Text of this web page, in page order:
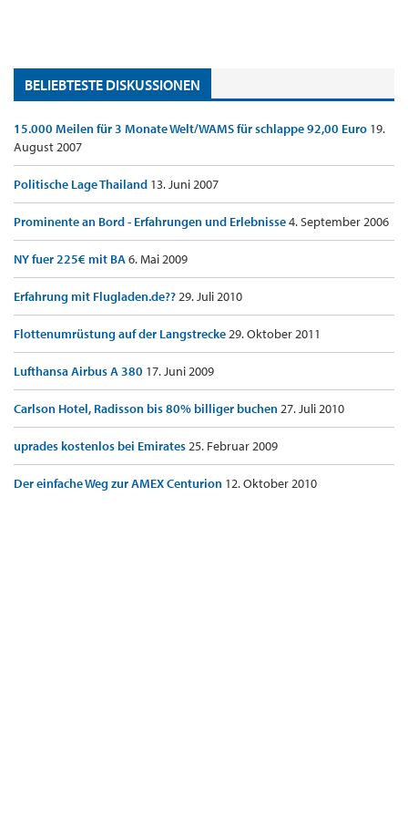
BELIEBTESTE DISKUSSIONEN
15.000 Meilen für 3 Monate Welt/WAMS für schlappe 92,00 Euro 19.
August 2007
Politische Lage Thailand 13. Juni 2007
Prominente an Bord - Erfahrungen und Erlebnisse4. September 2006
NY fuer 225€ mit BA6. Mai 2009
Erfahrung mit Flugladen.de??29. Juli 2010
Flottenumrüstung auf der Langstrecke29. Oktober 2011
Lufthansa Airbus A 380 17. Juni 2009
Carlson Hotel, Radisson bis 80% billiger buchen27. Juli 2010
uprades kostenlos bei Emirates25. Februar 2009
Der einfache Weg zur AMEX Centurion 12. Oktober 2010